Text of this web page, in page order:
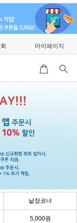
마이페이지
낱장코너
5,000원